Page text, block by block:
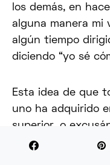
los demás, en
alguna manera mi
algún tiempo
diciendo “yo sé
Esta idea de que
uno ha adquirido
superior, o
han ayudado a